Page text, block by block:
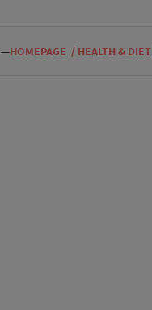
—HOMEPAGE / HEALTH & DIET